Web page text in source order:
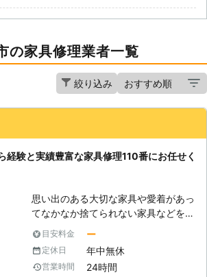
の家具修理業者一覧
絞り込み
経験と実績豊富な家具修理110番にお任せく
思い出のある大切な家具や愛着があっ
てなかなか捨てられない家具などを、
ボロボロのまま使ってはいませんか。
せっかく気にいって使っている家具な
らば、一度修理に出してこれからも長
く使ってみてはいかがでしょう？ 家
目安料金 ー
定休日 年中無休
営業時間 24時間